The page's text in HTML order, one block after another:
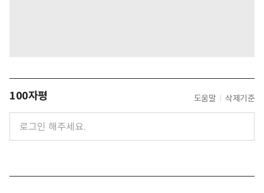
100자평 도움말 삭제기준